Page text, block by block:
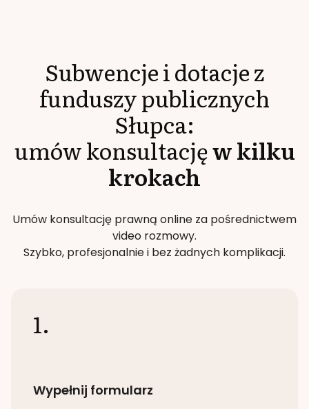
Subwencje i dotacje z
funduszy publicznych
Słupca:
umów konsultacjęw kilku
krokach
Umów konsultację prawną online za pośrednictwem
video rozmowy.
Szybko, profesjonalnie i bez żadnych komplikacji.
1.
Wypełnij formularz